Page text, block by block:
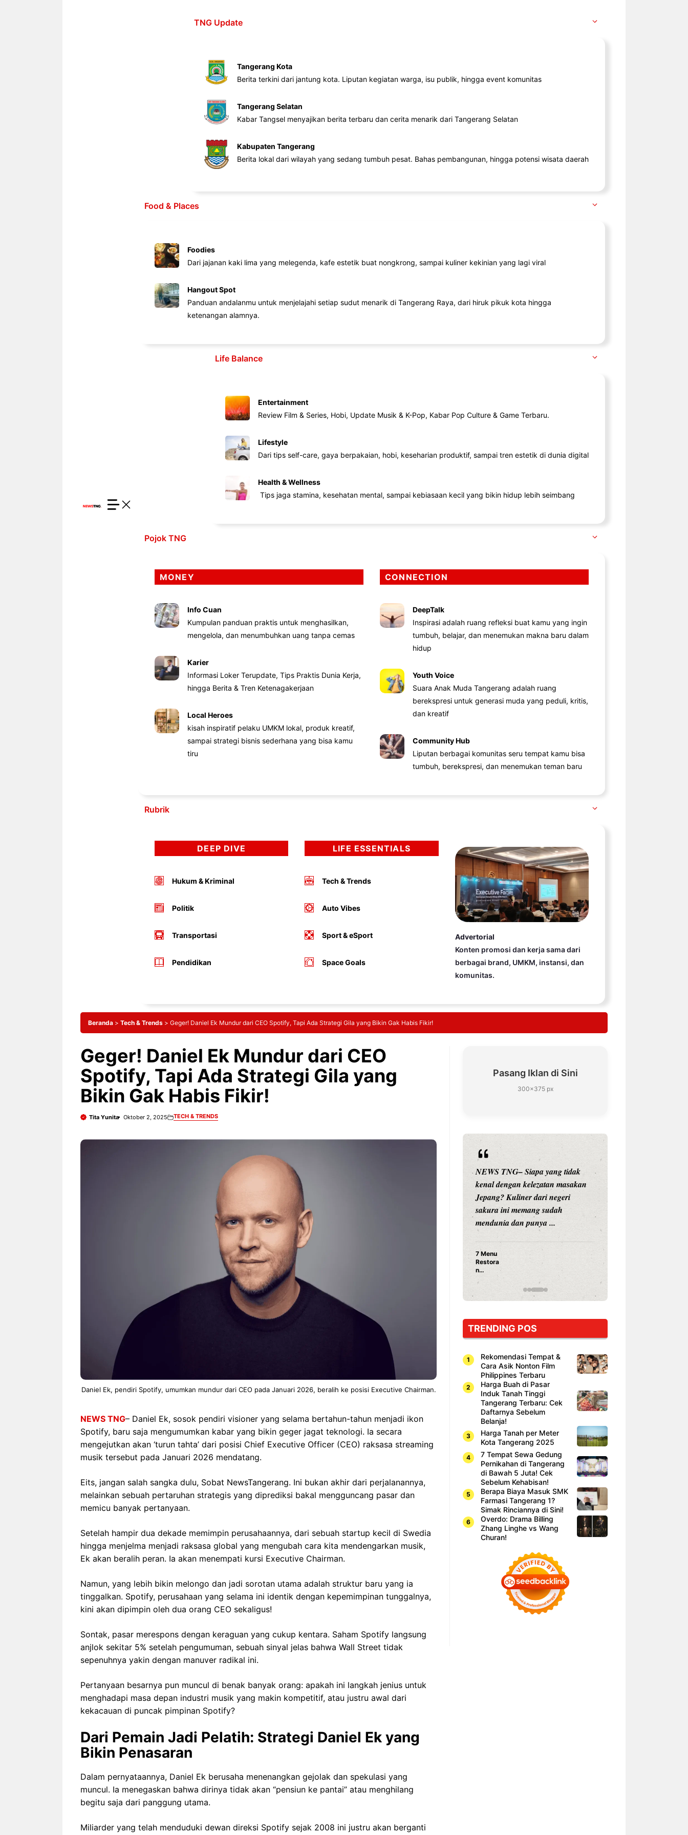
TNG Update
Tangerang Kota
Berita terkini dari jantung kota. Liputan kegiatan warga, isu publik, hingga event komunitas
Tangerang Selatan
Kabar Tangsel menyajikan berita terbaru dan cerita menarik dari Tangerang Selatan
Kabupaten Tangerang
Berita lokal dari wilayah yang sedang tumbuh pesat. Bahas pembangunan, hingga potensi wisata daerah
Food & Places
Foodies
Dari jajanan kaki lima yang melegenda, kafe estetik buat nongkrong, sampai kuliner kekinian yang lagi viral
Hangout Spot
Panduan andalanmu untuk menjelajahi setiap sudut menarik di Tangerang Raya, dari hiruk pikuk kota hingga
ketenangan alamnya.
Life Balance
Entertainment
Review Film & Series, Hobi, Update Musik & K-Pop, Kabar Pop Culture & Game Terbaru.
Lifestyle
Dari tips self-care, gaya berpakaian, hobi, keseharian produktif, sampai tren estetik di dunia digital
Health & Wellness
Tips jaga stamina, kesehatan mental, sampai kebiasaan kecil yang bikin hidup lebih seimbang
Pojok TNG
MONEY
Info Cuan
Kumpulan panduan praktis untuk menghasilkan,
mengelola, dan menumbuhkan uang tanpa cemas
Karier
Informasi Loker Terupdate, Tips Praktis Dunia Kerja,
hingga Berita & Tren Ketenagakerjaan
Local Heroes
kisah inspiratif pelaku UMKM lokal, produk kreatif,
sampai strategi bisnis sederhana yang bisa kamu
tiru
CONNECTION
DeepTalk
Inspirasi adalah ruang refleksi buat kamu yang ingin
tumbuh, belajar, dan menemukan makna baru dalam
hidup
Youth Voice
Suara Anak Muda Tangerang adalah ruang
berekspresi untuk generasi muda yang peduli, kritis,
dan kreatif
Community Hub
Liputan berbagai komunitas seru tempat kamu bisa
tumbuh, berekspresi, dan menemukan teman baru
Rubrik
DEEP DIVE
Hukum & Kriminal
Politik
Transportasi
Pendidikan
LIFE ESSENTIALS
Tech & Trends
Auto Vibes
Sport & eSport
Space Goals
Advertorial
Konten promosi dan kerja sama dari
berbagai brand, UMKM, instansi, dan
komunitas.
Beranda > Tech & Trends > Geger! Daniel Ek Mundur dari CEO Spotify, Tapi Ada Strategi Gila yang Bikin Gak Habis Fikir!
Geger! Daniel Ek Mundur dari CEO
Spotify, Tapi Ada Strategi Gila yang
Bikin Gak Habis Fikir!
Tita Yunita Oktober 2, 2025 TECH & TRENDS
Daniel Ek, pendiri Spotify, umumkan mundur dari CEO pada Januari 2026, beralih ke posisi Executive Chairman.
NEWS TNG– Daniel Ek, sosok pendiri visioner yang selama bertahun-tahun menjadi ikon
Spotify, baru saja mengumumkan kabar yang bikin geger jagat teknologi. Ia secara
mengejutkan akan ‘turun tahta’ dari posisi Chief Executive Officer (CEO) raksasa streaming
musik tersebut pada Januari 2026 mendatang.
Eits, jangan salah sangka dulu, Sobat NewsTangerang. Ini bukan akhir dari perjalanannya,
melainkan sebuah pertaruhan strategis yang diprediksi bakal mengguncang pasar dan
memicu banyak pertanyaan.
Setelah hampir dua dekade memimpin perusahaannya, dari sebuah startup kecil di Swedia
hingga menjelma menjadi raksasa global yang mengubah cara kita mendengarkan musik,
Ek akan beralih peran. Ia akan menempati kursi Executive Chairman.
Namun, yang lebih bikin melongo dan jadi sorotan utama adalah struktur baru yang ia
tinggalkan. Spotify, perusahaan yang selama ini identik dengan kepemimpinan tunggalnya,
kini akan dipimpin oleh dua orang CEO sekaligus!
Sontak, pasar merespons dengan keraguan yang cukup kentara. Saham Spotify langsung
anjlok sekitar 5% setelah pengumuman, sebuah sinyal jelas bahwa Wall Street tidak
sepenuhnya yakin dengan manuver radikal ini.
Pertanyaan besarnya pun muncul di benak banyak orang: apakah ini langkah jenius untuk
menghadapi masa depan industri musik yang makin kompetitif, atau justru awal dari
kekacauan di puncak pimpinan Spotify?
Dari Pemain Jadi Pelatih: Strategi Daniel Ek yang
Bikin Penasaran
Dalam pernyataannya, Daniel Ek berusaha menenangkan gejolak dan spekulasi yang
muncul. Ia menegaskan bahwa dirinya tidak akan “pensiun ke pantai” atau menghilang
begitu saja dari panggung utama.
Miliarder yang telah menduduki dewan direksi Spotify sejak 2008 ini justru akan berganti
Pasang Iklan di Sini
300×375 px
NEWS TNG– Bandung –
Menyambut pergantian tahun
2026, restoran all you can eat
Kakkoii All You Can Eat Bandung
menghadirkan ...
Sambut 2026, Kakkoii
Bandung Hadirkan Pesta All
You Can Eat Mulai Rp
145.000
NEWS TNG– Siapa yang tidak
kenal dengan kelezatan masakan
Jepang? Kuliner dari negeri
sakura ini memang sudah
mendunia dan punya ...
7 Menu
Restora
n
yang
Dicoba,
Cuma
Sushi!
TRENDING POS
Rekomendasi Tempat &
Cara Asik Nonton Film
Philippines Terbaru
Harga Buah di Pasar
Induk Tanah Tinggi
Tangerang Terbaru: Cek
Daftarnya Sebelum
Belanja!
Harga Tanah per Meter
Kota Tangerang 2025
7 Tempat Sewa Gedung
Pernikahan di Tangerang
di Bawah 5 Juta! Cek
Sebelum Kehabisan!
Berapa Biaya Masuk SMK
Farmasi Tangerang 1?
Simak Rinciannya di Sini!
Overdo: Drama Billing
Zhang Linghe vs Wang
Churan!